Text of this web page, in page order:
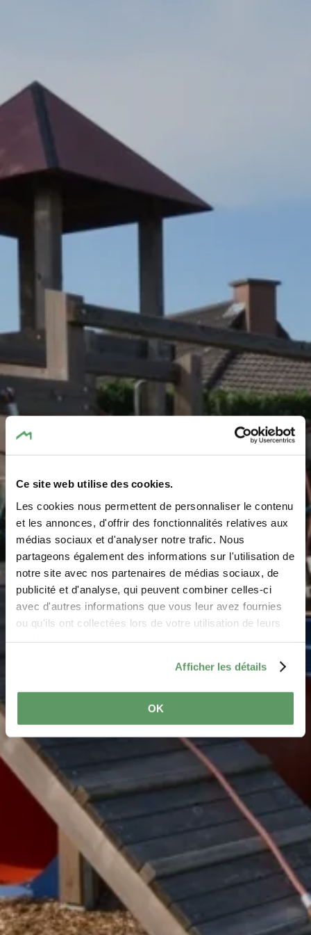
Ce site web utilise des cookies.
Les cookies nous permettent de personnaliser le contenu
et les annonces, d'offrir des fonctionnalités relatives aux
médias sociaux et d'analyser notre trafic. Nous
partageons également des informations sur l'utilisation de
notre site avec nos partenaires de médias sociaux, de
publicité et d'analyse, qui peuvent combiner celles-ci
avec d'autres informations que vous leur avez fournies
ou qu'ils ont collectées lors de votre utilisation de leurs
Afficher les détails
OK
Speelplaats - Cité
Kremerech